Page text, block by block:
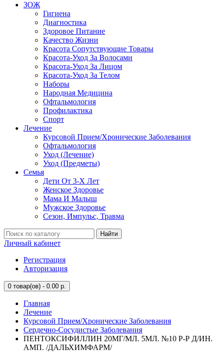
ЗОЖ
Гигиена
Диагностика
Здоровое Питание
Качество Жизни
Красота Сопутствующие Товары
Красота-Уход За Волосами
Красота-Уход За Лицом
Красота-Уход За Телом
Наборы
Народная Медицина
Офтальмология
Профилактика
Спорт
Лечение
Курсовой Прием/Хронические Заболевания
Офтальмология
Уход (Лечение)
Уход (Предметы)
Семья
Дети От 3-Х Лет
Женское Здоровье
Мама И Малыш
Мужское Здоровье
Сезон, Импульс, Травма
Найти
Личный кабинет
Регистрация
Авторизация
0 товар(ов) - 0.00 р.
Главная
Лечение
Курсовой Прием/Хронические Заболевания
Сердечно-Сосудистые Заболевания
ПЕНТОКСИФИЛЛИН 20МГ/МЛ. 5МЛ. №10 Р-Р Д/ИН.
АМП. /ДАЛЬХИМФАРМ/